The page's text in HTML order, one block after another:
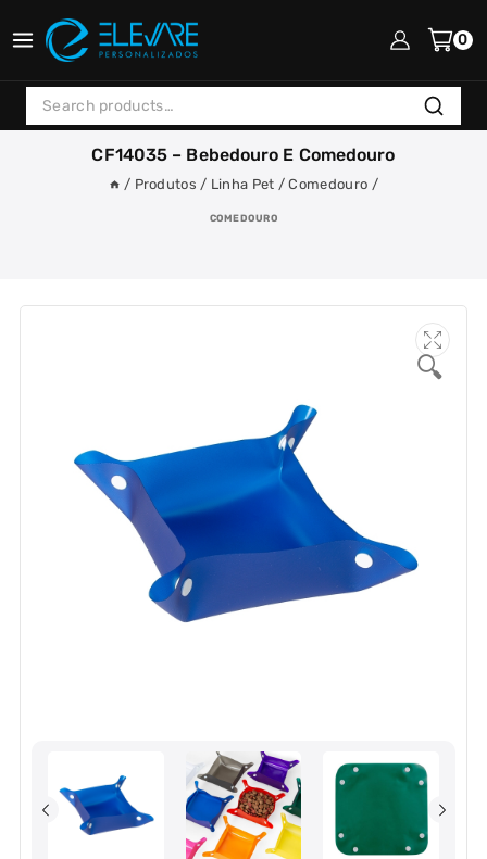
to
0
Search
for:
Search
CF14035 – Bebedouro E Comedouro
/ Produtos / Linha Pet / Comedouro /
COMEDOURO
🔍